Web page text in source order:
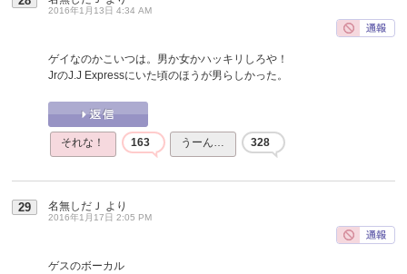
2016年1月13日 4:34 AM
ゲイなのかこいつは。男か女かハッキリしろや！
JrのJ.J Expressにいた頃のほうが男らしかった。
それな！ 163 うーん… 328
29 名無しだＪ より
2016年1月17日 2:05 PM
ゲスのボーカル